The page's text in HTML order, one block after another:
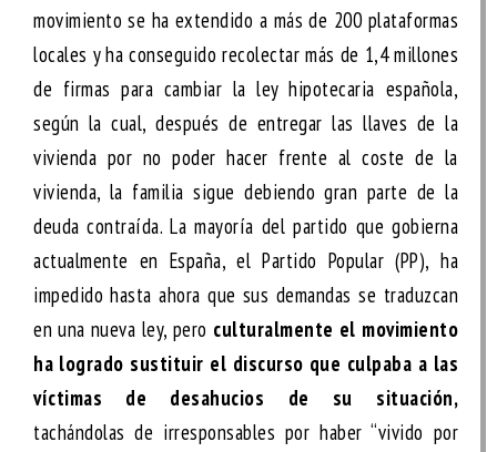
movimiento se ha extendido a más de 200 plataformas
locales y ha conseguido recolectar más de 1,4 millones
de firmas para cambiar la ley hipotecaria española,
según la cual, después de entregar las llaves de la
vivienda por no poder hacer frente al coste de la
vivienda, la familia sigue debiendo gran parte de la
deuda contraída. La mayoría del partido que gobierna
actualmente en España, el Partido Popular (PP), ha
impedido hasta ahora que sus demandas se traduzcan
en una nueva ley, pero culturalmente el movimiento
ha logrado sustituir el discurso que culpaba a las
víctimas de desahucios de su situación,
tachándolas de irresponsables por haber “vivido por